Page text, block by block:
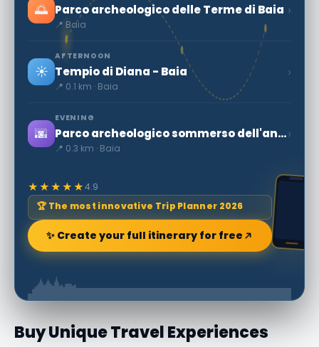
🌅 Parco archeologico delle Terme di Baia
📍 Baia
›
☀️
AFTERNOON
Tempio di Diana - Baia
📍 0.1 km · Baia
›
🌆
EVENING
Parco archeologico sommerso dell'antica Baia | Campania
📍 0.3 km · Baia
›
★★★★★4.9
🏆 The most innovative Trip Planner 2026
✨ Create your full itinerary for free
Buy Unique Travel Experiences